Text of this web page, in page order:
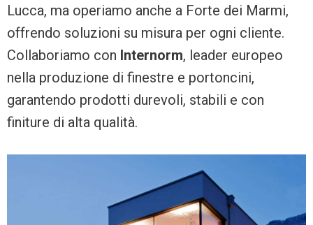
Lucca, ma operiamo anche a Forte dei Marmi,
offrendo soluzioni su misura per ogni cliente.
Collaboriamo con Internorm, leader europeo
nella produzione di finestre e portoncini,
garantendo prodotti durevoli, stabili e con
finiture di alta qualità.